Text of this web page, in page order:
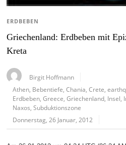
ERDBEBEN
Griechenland: Erdbeben mit
Kreta
Birgit Hoffmann
Athen Bebentiefe ,Chania ,Crete ,
Erdbeben ,Greece ,Griechenland Insel
Naxos ,Subduktionszone
Donnerstag, 26 Januar, 2012